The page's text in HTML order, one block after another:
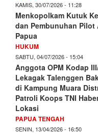
KAMIS, 30/07/2026 - 11:28
Menkopolkam Kutuk
dan Pembunuhan Pilot
Papua
HUKUM
SABTU, 04/07/2026 - 15:04
Anggota OPM Kodap
Lekagak Talenggen
di Kampung Muara
Patroli Koops TNI
Lokasi
PAPUA TENGAH
SENIN, 13/04/2026 - 16:50